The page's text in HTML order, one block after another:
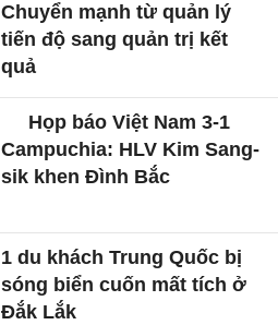
Chuyển mạnh từ quản lý
tiến độ sang quản trị kết
quả
Họp báo Việt Nam 3-1
Campuchia: HLV Kim Sang-
sik khen Đình Bắc
1 du khách Trung Quốc bị
sóng biển cuốn mất tích ở
Đắk Lắk